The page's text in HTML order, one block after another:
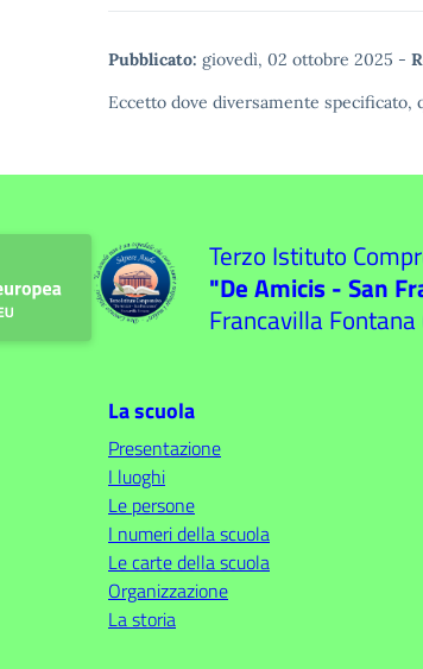
Pubblicato: giovedì, 02 ottobre 2025 -
Eccetto dove diversamente
Terzo Istituto
"De Amicis - San
Francavilla Fontana
La scuola
Presentazione
I luoghi
Le persone
I numeri della scuola
Le carte della scuola
Organizzazione
La storia